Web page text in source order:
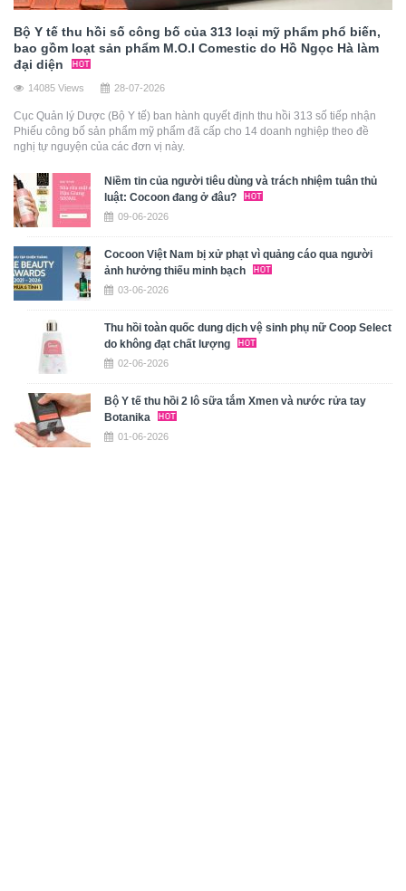
Bộ Y tế thu hồi số công bố của 313 loại mỹ phẩm phổ biến,
bao gồm loạt sản phẩm M.O.I Comestic do Hồ Ngọc Hà làm
đại diện
14085 Views 28-07-2026
Cục Quản lý Dược (Bộ Y tế) ban hành quyết định thu hồi 313 số tiếp nhận
Phiếu công bố sản phẩm mỹ phẩm đã cấp cho 14 doanh nghiệp theo đề
nghị tự nguyện của các đơn vị này.
Niềm tin của người tiêu dùng và trách nhiệm tuân thủ
luật: Cocoon đang ở đâu?
09-06-2026
Cocoon Việt Nam bị xử phạt vì quảng cáo qua người
ảnh hưởng thiếu minh bạch
03-06-2026
Thu hồi toàn quốc dung dịch vệ sinh phụ nữ Coop Select
do không đạt chất lượng
02-06-2026
Bộ Y tế thu hồi 2 lô sữa tắm Xmen và nước rửa tay
Botanika
01-06-2026